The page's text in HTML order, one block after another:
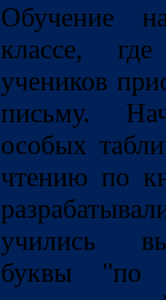
Обучение
классе,
учеников
письму.
особых
чтению по
учились
буквы "по